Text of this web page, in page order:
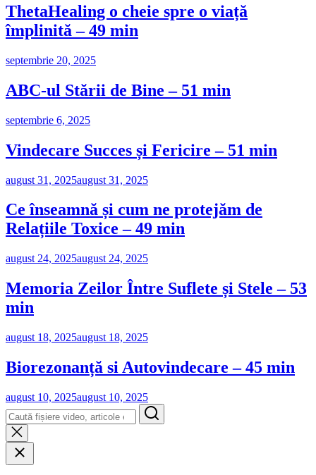
ThetaHealing o cheie spre o viață
împlinită – 49 min
septembrie 20, 2025
ABC-ul Stării de Bine – 51 min
septembrie 6, 2025
Vindecare Succes și Fericire – 51 min
august 31, 2025august 31, 2025
Ce înseamnă și cum ne protejăm de
Relațiile Toxice – 49 min
august 24, 2025august 24, 2025
Memoria Zeilor Între Suflete și Stele – 53
min
august 18, 2025august 18, 2025
Biorezonanță si Autovindecare – 45 min
august 10, 2025august 10, 2025
Search